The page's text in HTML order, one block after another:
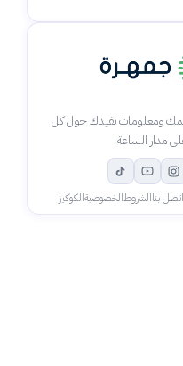
ومعلومات تفيدك حول كل
مدار الساعة
اتصل بناالشروطالخصوصيةالكوكيز